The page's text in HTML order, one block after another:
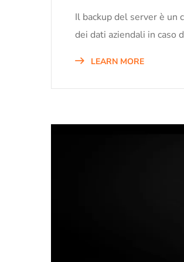
Il backup del server è un
dei dati aziendali in caso
LEARN MORE